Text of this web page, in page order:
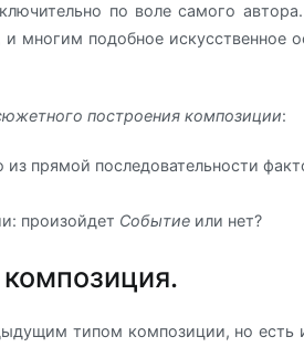
по воле самого
и многим подобное
построения композиции:
из прямой последовательности
произойдет Событие или нет?
типом композиции, но есть